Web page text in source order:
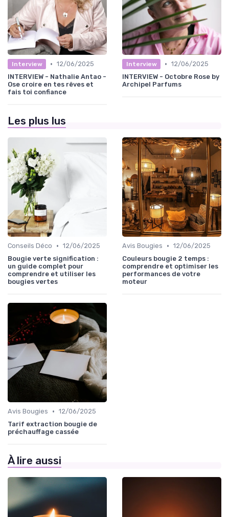
Interview • 12/06/2025
INTERVIEW - Nathalie Antao -
Ose croire en tes rêves et
fais toi confiance
Interview • 12/06/2025
INTERVIEW - Octobre Rose by
Archipel Parfums
Les plus lus
Conseils Déco • 12/06/2025
Bougie verte signification :
un guide complet pour
comprendre et utiliser les
bougies vertes
Avis Bougies • 12/06/2025
Couleurs bougie 2 temps :
comprendre et optimiser les
performances de votre
moteur
Avis Bougies • 12/06/2025
Tarif extraction bougie de
préchauffage cassée
À lire aussi